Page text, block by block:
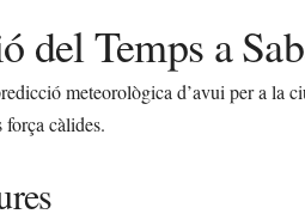
del Temps a
meteorològica d’avui per a la
força càlides.